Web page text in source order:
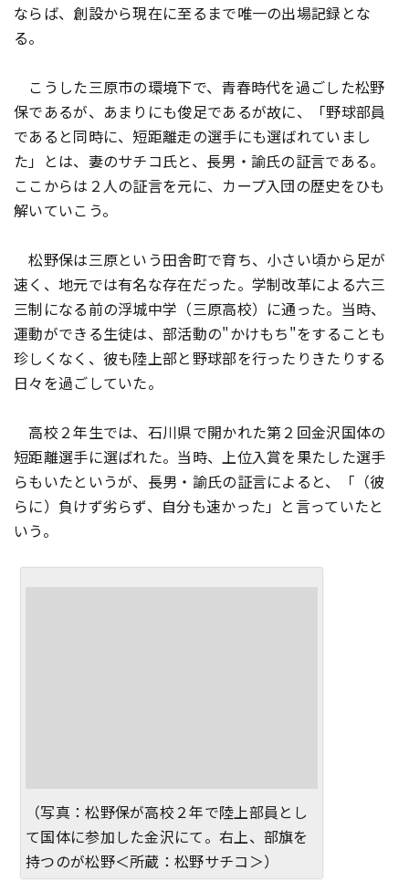
ならば、創設から現在に至るまで唯一の出場記録とな
る。
こうした三原市の環境下で、青春時代を過ごした松野
保であるが、あまりにも俊足であるが故に、「野球部員
であると同時に、短距離走の選手にも選ばれていまし
た」とは、妻のサチコ氏と、長男・諭氏の証言である。
ここからは２人の証言を元に、カープ入団の歴史をひも
解いていこう。
松野保は三原という田舎町で育ち、小さい頃から足が
速く、地元では有名な存在だった。学制改革による六三
三制になる前の浮城中学（三原高校）に通った。当時、
運動ができる生徒は、部活動の"かけもち"をすることも
珍しくなく、彼も陸上部と野球部を行ったりきたりする
日々を過ごしていた。
高校２年生では、石川県で開かれた第２回金沢国体の
短距離選手に選ばれた。当時、上位入賞を果たした選手
らもいたというが、長男・諭氏の証言によると、「（彼
らに）負けず劣らず、自分も速かった」と言っていたと
いう。
（写真：松野保が高校２年で陸上部員とし
て国体に参加した金沢にて。右上、部旗を
持つのが松野＜所蔵：松野サチコ＞）